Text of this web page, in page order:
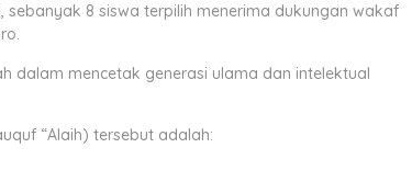
sebanyak 8 siswa terpilih menerima dukungan wakaf
dalam mencetak generasi ulama dan intelektual
“Alaih) tersebut adalah: